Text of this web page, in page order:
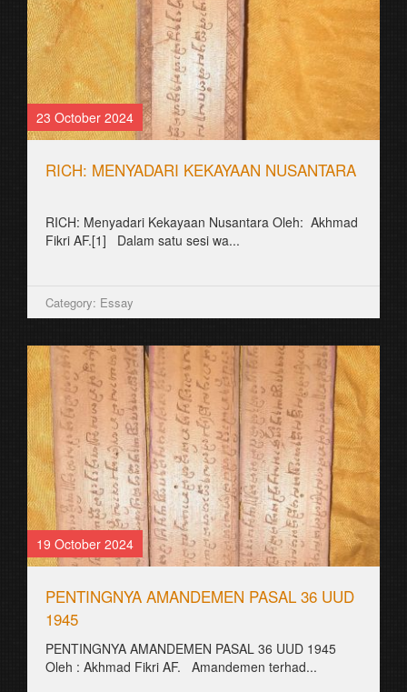
23 October 2024
RICH: MENYADARI KEKAYAAN NUSANTARA
RICH: Menyadari Kekayaan Nusantara Oleh: Akhmad
Fikri AF.[1] Dalam satu sesi wa...
Category: Essay
19 October 2024
PENTINGNYA AMANDEMEN PASAL 36 UUD
1945
PENTINGNYA AMANDEMEN PASAL 36 UUD 1945
Oleh : Akhmad Fikri AF. Amandemen terhad...